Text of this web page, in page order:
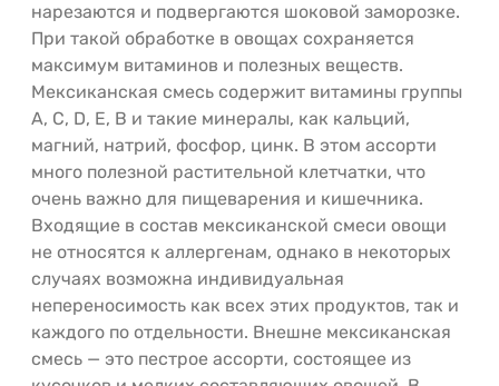
нарезаются и подвергаются шоковой заморозке.
При такой обработке в овощах сохраняется
максимум витаминов и полезных веществ.
Мексиканская смесь содержит витамины группы
А, С, D, Е, В и такие минералы, как кальций,
магний, натрий, фосфор, цинк. В этом ассорти
много полезной растительной клетчатки, что
очень важно для пищеварения и кишечника.
Входящие в состав мексиканской смеси овощи
не относятся к аллергенам, однако в некоторых
случаях возможна индивидуальная
непереносимость как всех этих продуктов, так и
каждого по отдельности. Внешне мексиканская
смесь — это пестрое ассорти, состоящее из